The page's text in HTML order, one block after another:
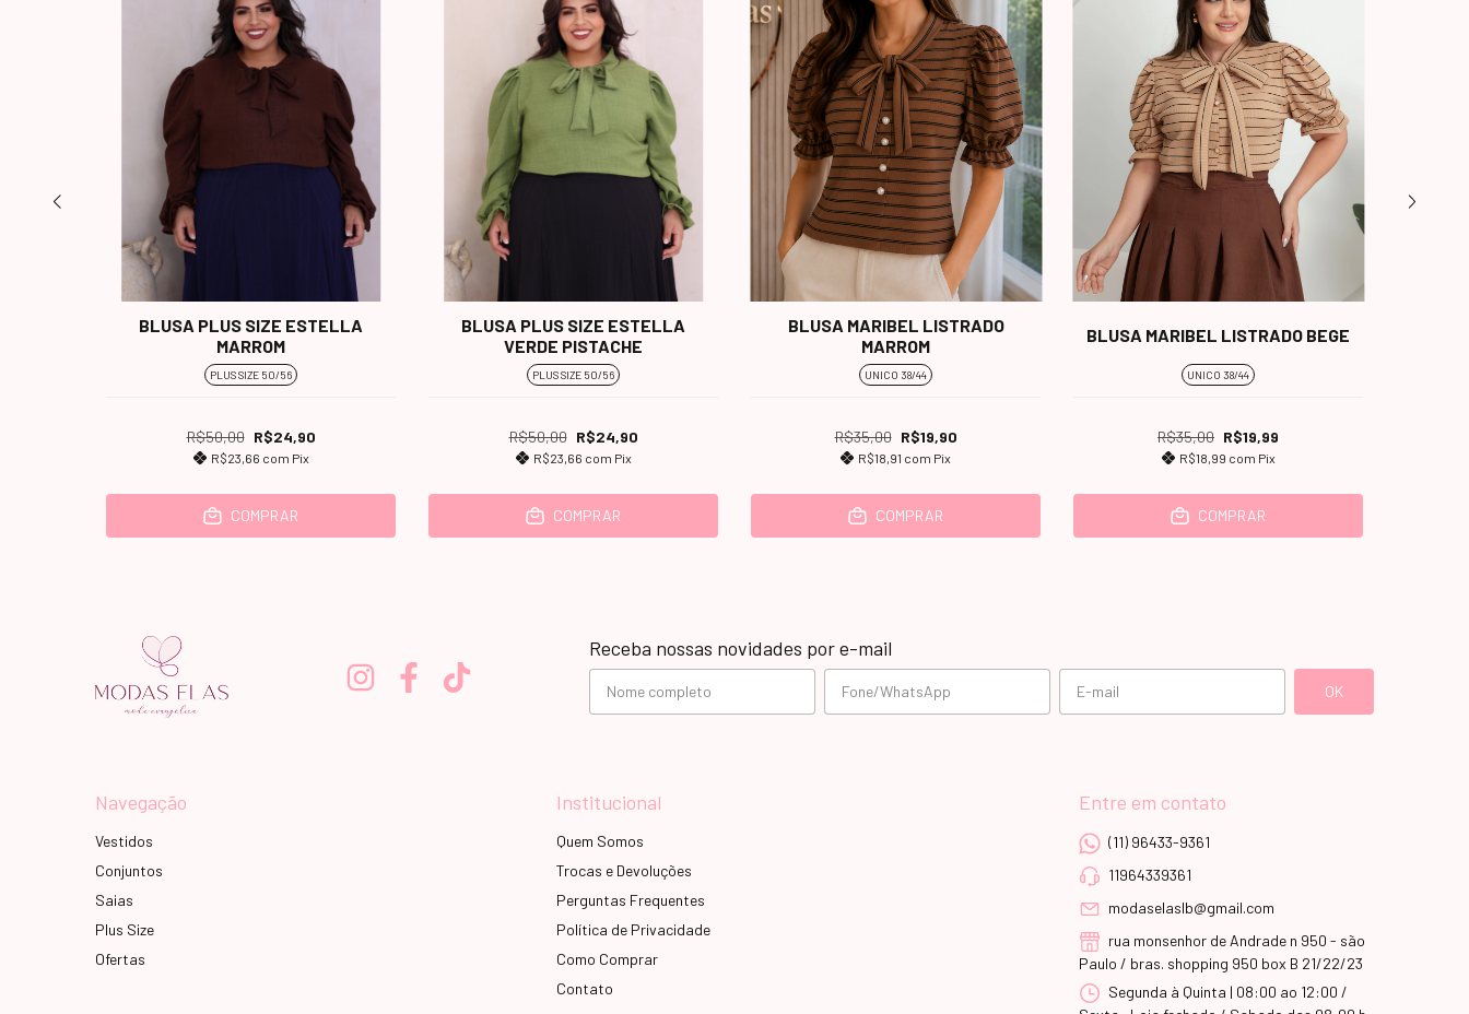
BLUSA PLUS SIZE ESTELLA
MARROM
PLUS SIZE 50/56
R$50,00 R$24,90
R$23,66 com Pix
COMPRAR
BLUSA PLUS SIZE ESTELLA
VERDE PISTACHE
PLUS SIZE 50/56
R$50,00 R$24,90
R$23,66 com Pix
COMPRAR
BLUSA MARIBEL LISTRADO
MARROM
UNICO 38/44
R$35,00 R$19,90
R$18,91 com Pix
COMPRAR
BLUSA MARIBEL LISTRADO BEGE
UNICO 38/44
R$35,00 R$19,99
R$18,99 com Pix
COMPRAR
Receba nossas novidades por e-mail
Navegação
Vestidos
Conjuntos
Saias
Plus Size
Ofertas
Institucional
Quem Somos
Trocas e Devoluções
Perguntas Frequentes
Política de Privacidade
Como Comprar
Contato
Entre em contato
(11) 96433-9361
11964339361
modaselaslb@gmail.com
rua monsenhor de Andrade n 950 - são
Paulo / bras. shopping 950 box B 21/22/23
Segunda à Quinta | 08:00 ao 12:00 /